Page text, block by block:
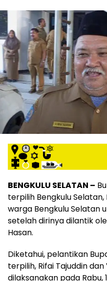
lokal
dinamis,
memiliki
kisaran
harga
iklan
yang
relatif
murah
dari
maupun
media
siber
desain
Koran
dan
media
siber
eksklusif,
bergaya
trendi,
BENGKULU SELATAN –
terpilih Bengkulu
warga Bengkulu Selatan
setelah dirinya dilantik
Hasan.
Diketahui, pelantikan
terpilih, Rifai Tajuddin
dilaksanakan pada Rabu,